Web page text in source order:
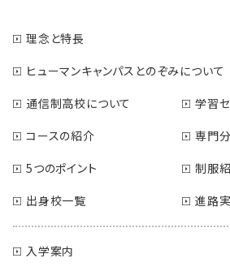
理念と特長
ヒューマンキャンパスとのぞみについて
通信制高校について
学習
コースの紹介
専門
5つのポイント
制服
出身校一覧
進路
入学案内